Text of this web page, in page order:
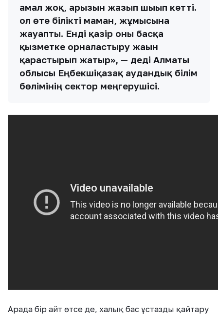
амал жоқ, арызын жазып шығып кетті.
ол өте білікті маман, жұмысына
жауапты. Енді қазір оны басқа
қызметке орналастыру жағын
қарастырып жатыр», — деді Алматы
облысы Еңбекшіқазақ аудандық білім
бөлімінің сектор меңгерушісі.
Арада бір айт өтсе де, халық бас ұстазды қайтару